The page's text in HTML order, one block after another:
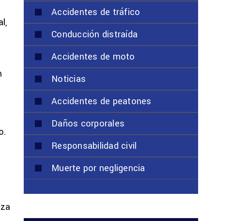
Accidentes de tráfico
Conducción distraída
Accidentes de moto
Noticias
Accidentes de peatones
Daños corporales
Responsabilidad civil
Muerte por negligencia